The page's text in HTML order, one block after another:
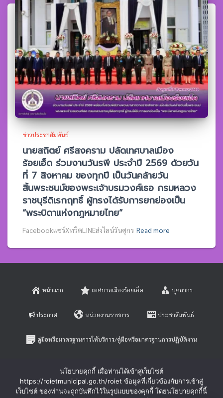
ข่าวประชาสัมพันธ์
นายสถิตย์ ศรีสงคราม ปลัดเทศบาลเมือง
ร้อยเอ็ด ร่วมงานวันรพี ประจำปี 2569 ด้วยวัน
ที่ 7 สิงหาคม ของทุกปี เป็นวันคล้ายวัน
สิ้นพระชนม์ของพระเจ้าบรมวงศ์เธอ กรมหลวง
ราชบุรีดิเรกฤทธิ์ ผู้ทรงได้รับการยกย่องเป็น
“พระบิดาแห่งกฎหมายไทย”
Facebookแชร์XทวิตLINEส่งไลน์วันศุกร Read more
หน้าแรก เทศบาลเมืองร้อยเอ็ด บุคลากร
ประกาศ หน่วยงานราชการ ประชาสัมพันธ์
คู่มือหรือมาตรฐานการให้บริการ/คู่มือหรือมาตรฐานการปฏิบัติงาน
หลักเกณฑ์การบริหารและพัฒนาทรัพยากรบุคคล
นโยบายคุกกี้ เมื่อท่านได้เข้าสู่เว็บไซต์
https://roietmunicipal.go.th/roiet ข้อมูลที่เกี่ยวข้องกับการเข้าสู่
เว็บไซต์ ของท่านจะถูกบันทึกไว้ในรูปแบบของคุกกี้ โดยนโยบายคุกกี้นี้